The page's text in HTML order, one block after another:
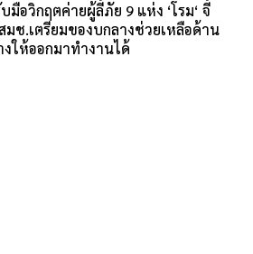
อวิกฤตค่ายผู้ลี้ภัย 9 แห่ง ‘โรม‘ จี้
ช.เตรียมของบกลางช่วยเหลือด้าน
ให้ออกมาทำงานได้